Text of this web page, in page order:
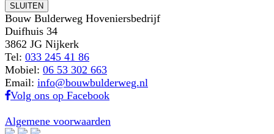
SLUITEN
Bouw Bulderweg Hoveniersbedrijf
Duifhuis 34
3862 JG Nijkerk
Tel: 033 245 41 86
Mobiel: 06 53 302 663
Email: info@bouwbulderweg.nl
Volg ons op Facebook
Algemene voorwaarden